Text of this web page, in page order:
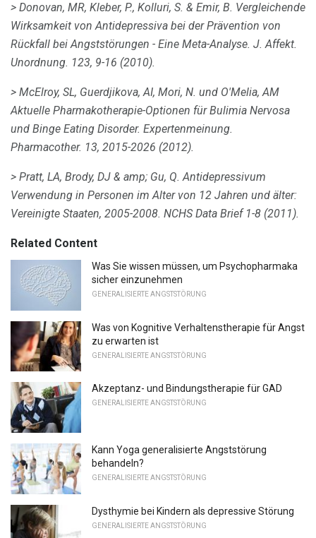
> Donovan, MR, Kleber, P., Kolluri, S. & Emir, B. Vergleichende
Wirksamkeit von Antidepressiva bei der Prävention von
Rückfall bei Angststörungen - Eine Meta-Analyse. J. Affekt.
Unordnung. 123, 9-16 (2010).
> McElroy, SL, Guerdjikova, AI, Mori, N. und O'Melia, AM
Aktuelle Pharmakotherapie-Optionen für Bulimia Nervosa
und Binge Eating Disorder. Expertenmeinung.
Pharmacother. 13, 2015-2026 (2012).
> Pratt, LA, Brody, DJ & amp; Gu, Q. Antidepressivum
Verwendung in Personen im Alter von 12 Jahren und älter:
Vereinigte Staaten, 2005-2008. NCHS Data Brief1-8 (2011).
Related Content
Was Sie wissen müssen, um Psychopharmaka
sicher einzunehmen
GENERALISIERTE ANGSTSTÖRUNG
Was von Kognitive Verhaltenstherapie für Angst
zu erwarten ist
GENERALISIERTE ANGSTSTÖRUNG
Akzeptanz- und Bindungstherapie für GAD
GENERALISIERTE ANGSTSTÖRUNG
Kann Yoga generalisierte Angststörung
behandeln?
GENERALISIERTE ANGSTSTÖRUNG
Dysthymie bei Kindern als depressive Störung
GENERALISIERTE ANGSTSTÖRUNG